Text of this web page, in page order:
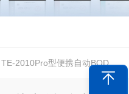
TE-2010Pro型便携自动BOD快速分析仪选购指南